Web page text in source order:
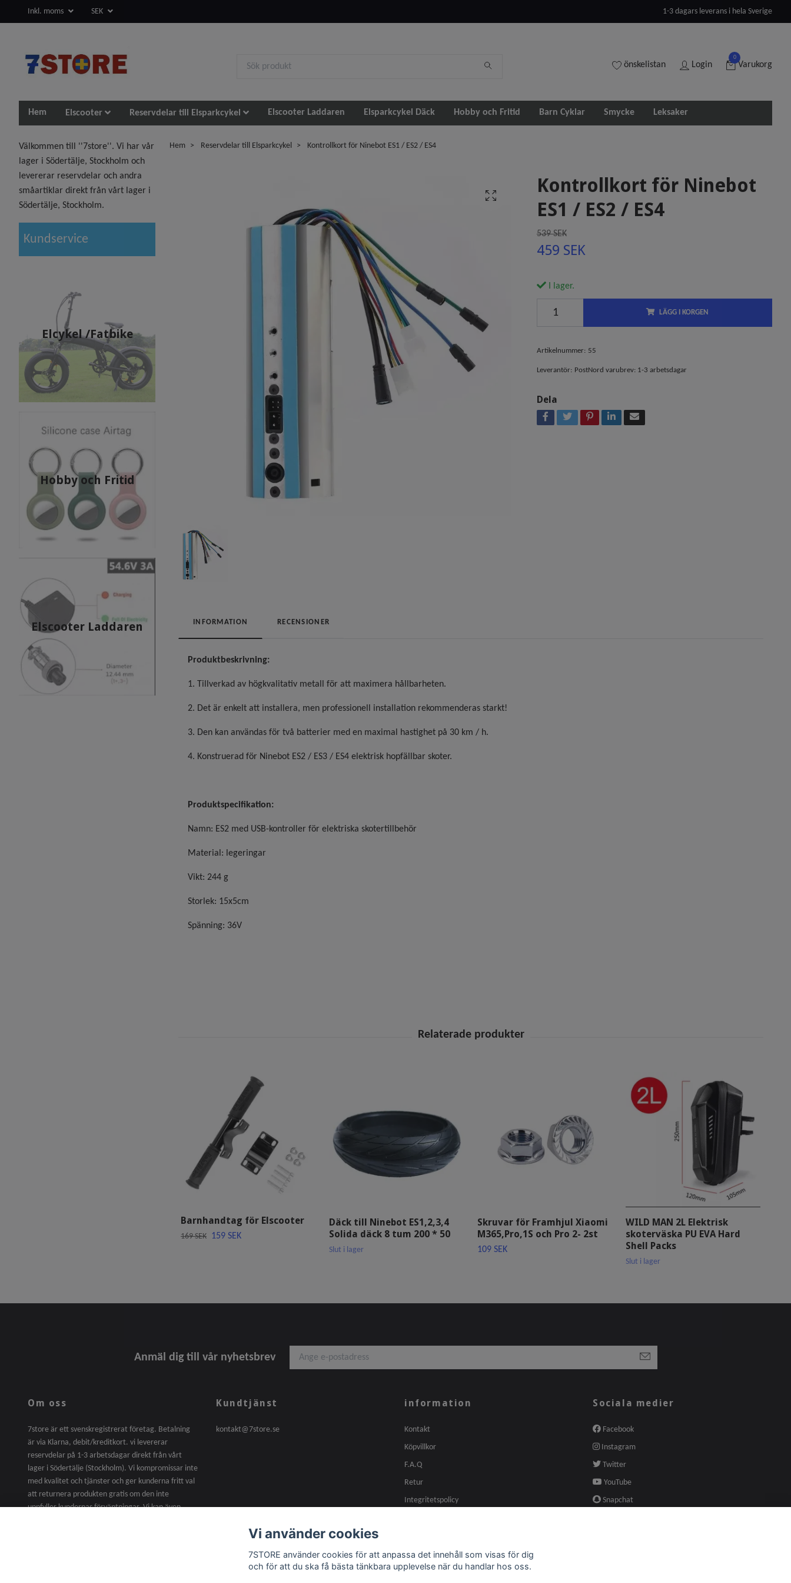
Inkl. moms SEK 1-3 dagars leverans i hela Sverige
önskelistan Login
0
Varukorg
Hem Elscooter Reservdelar till Elsparkcykel Elscooter Laddaren Elsparkcykel Däck Hobby och Fritid Barn Cyklar Smycke Leksaker
Välkommen till ''7store''. Vi har vår
lager i Södertälje, Stockholm och
levererar reservdelar och andra
småartiklar direkt från vårt lager i
Södertälje, Stockholm.
Kundservice
Elcykel /Fatbike
Hobby och Fritid
Elscooter Laddaren
Hem Reservdelar till Elsparkcykel Kontrollkort för Ninebot ES1 / ES2 / ES4
Kontrollkort för Ninebot
ES1 / ES2 / ES4
539 SEK
459 SEK
I lager.
LÄGG I KORGEN
Artikelnummer: 55
Leverantör: PostNord varubrev: 1-3 arbetsdagar
Dela
INFORMATION RECENSIONER
Produktbeskrivning:
1. Tillverkad av högkvalitativ metall för att maximera hållbarheten.
2. Det är enkelt att installera, men professionell installation rekommenderas starkt!
3. Den kan användas för två batterier med en maximal hastighet på 30 km / h.
4. Konstruerad för Ninebot ES2 / ES3 / ES4 elektrisk hopfällbar skoter.
Produktspecifikation:
Namn: ES2 med USB-kontroller för elektriska skotertillbehör
Material: legeringar
Vikt: 244 g
Storlek: 15x5cm
Spänning: 36V
Barnhandtag för Elscooter
169 SEK 159 SEK
Däck till Ninebot ES1,2,3,4
Solida däck 8 tum 200 * 50
Slut i lager
Skruvar för Framhjul Xiaomi
M365,Pro,1S och Pro 2- 2st
109 SEK
WILD MAN 2L Elektrisk
skoterväska PU EVA Hard
Shell Packs
Slut i lager
Anmäl dig till vår nyhetsbrev
Om oss
7store är ett svenskregistrerat företag. Betalning
är via Klarna, debit/kreditkort. vi levererar
reservdelar på 1-3 arbetsdagar direkt från vårt
lager i Södertälje (Stockholm). Vi kompromissar inte
med kvalitet och tjänster och ger kunderna fritt val
att returnera produkten gratis om den inte
uppfyller kundernas förväntningar. Vi kan även
Kundtjänst
kontakt@7store.se
information
Kontakt
Köpvillkor
F.A.Q
Retur
Integritetspolicy
Sociala medier
Facebook
Instagram
Twitter
YouTube
Snapchat
Vi använder cookies
7STORE använder cookies för att anpassa det innehåll som visas för dig
och för att du ska få bästa tänkbara upplevelse när du handlar hos oss.